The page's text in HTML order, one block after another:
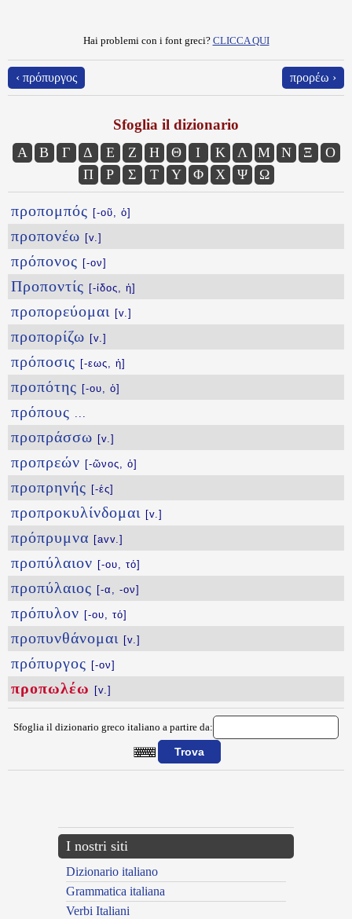
Hai problemi con i font greci? CLICCA QUI
‹ πρόπυργος προρέω ›
Sfoglia il dizionario
Α Β Γ Δ Ε Ζ Η Θ Ι Κ Λ Μ Ν Ξ
Ο
Π
Ρ Σ Τ Υ Φ Χ Ψ Ω
προπομπός [-οῦ, ὁ]
προπονέω [v.]
πρόπονος [-ον]
Προποντίς [-ίδος, ἡ]
προπορεύομαι [v.]
προπορίζω [v.]
πρόποσις [-εως, ἡ]
προπότης [-ου, ὁ]
πρόπους ...
προπράσσω [v.]
προπρεών [-ῶνος, ὁ]
προπρηνής [-ές]
προπροκυλίνδομαι [v.]
πρόπρυμνα [avv.]
προπύλαιον [-ου, τό]
προπύλαιος [-α, -ον]
πρόπυλον [-ου, τό]
προπυνθάνομαι [v.]
πρόπυργος [-ον]
προπωλέω [v.]
Sfoglia il dizionario greco italiano a partire da:
I nostri siti
Dizionario italiano
Grammatica italiana
Verbi Italiani